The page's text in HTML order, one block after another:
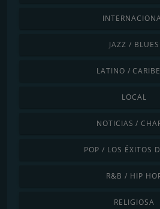
JAZZ / BLUES
LATINO /
LOCAL
NOTICIAS /
POP / LOS ÉXITOS
R&B / HIP
RELIGIOSA